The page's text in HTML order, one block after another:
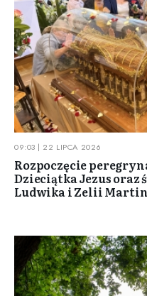
09:03 | 22 LIPCA 2026
Rozpoczęcie
Dzieciątka Jezus oraz
Ludwika i Zelii Martin